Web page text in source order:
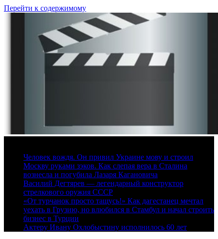
Перейти к содержимому
Человек вождя. Он привил Украине мову и строил
Москву руками зэков. Как слепая вера в Сталина
вознесла и погубила Лазаря Кагановича
Василий Дегтярев — легендарный конструктор
стрелкового оружия СССР
«От турчанок просто тащусь!» Как дагестанец мечтал
уехать в Грузию, но влюбился в Стамбул и начал строить
бизнес в Турции
Актеру Ивану Охлобыстину исполнилось 60 лет